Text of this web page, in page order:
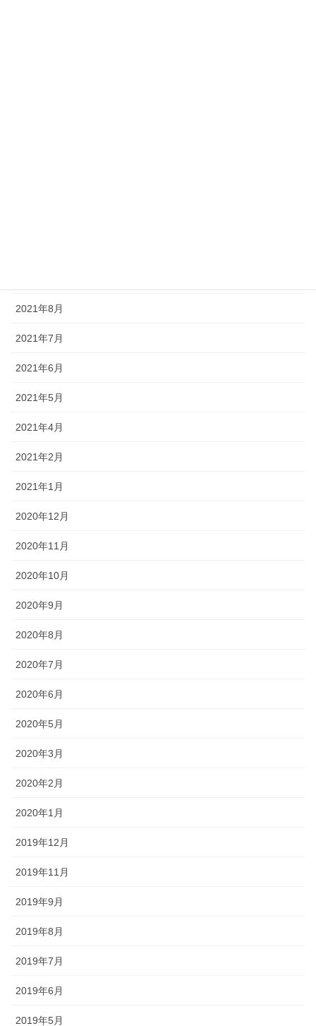
2021年8月
2021年7月
2021年6月
2021年5月
2021年4月
2021年2月
2021年1月
2020年12月
2020年11月
2020年10月
2020年9月
2020年8月
2020年7月
2020年6月
2020年5月
2020年3月
2020年2月
2020年1月
2019年12月
2019年11月
2019年9月
2019年8月
2019年7月
2019年6月
2019年5月